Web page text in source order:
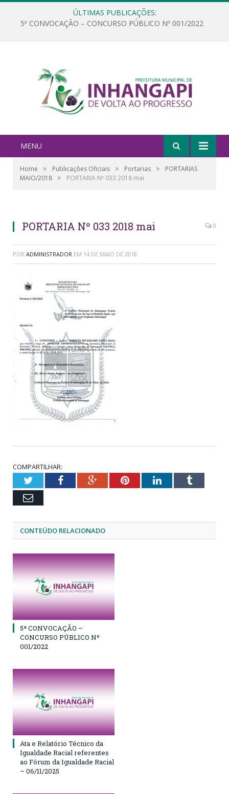
ÚLTIMAS PUBLICAÇÕES:
5ª CONVOCAÇÃO – CONCURSO PÚBLICO Nº 001/2022
MENU
Home » Publicações Oficiais » Portarias »
PORTARIAS
MAIO/2018 » PORTARIA Nº 033 2018 mai
PORTARIA Nº 033 2018 mai 0
POR ADMINISTRADOR EM 14 DE MAIO DE 2018
COMPARTILHAR:
TwitterFacebookGoogle+PinterestLinkedInTumblr
Email
CONTEÚDO RELACIONADO
5ª CONVOCAÇÃO –
CONCURSO PÚBLICO Nº
001/2022
Ata e Relatório Técnico da
Igualdade Racial referentes
ao Fórum da Igualdade Racial
– 06/11/2025